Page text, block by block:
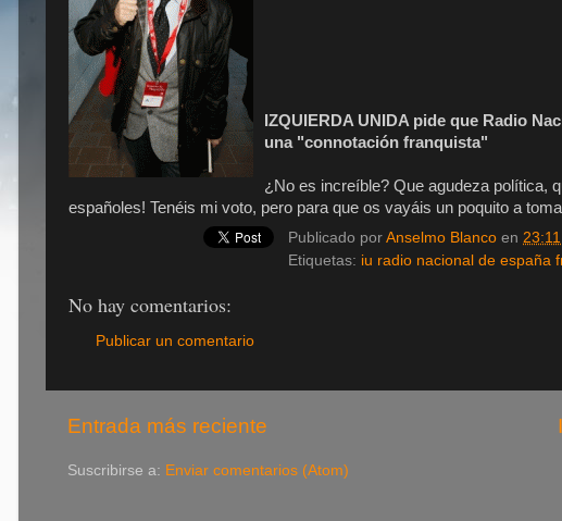
IZQUIERDA UNIDA pide que Radio
una "connotación franquista"
¿No es increíble? Que agudeza política,
españoles! Tenéis mi voto, pero para que os vayáis un poquito a
Publicado por Anselmo Blanco en 23:11
Etiquetas: iu radio nacional de españa
No hay comentarios:
Publicar un comentario
Entrada más reciente
Suscribirse a: Enviar comentarios (Atom)